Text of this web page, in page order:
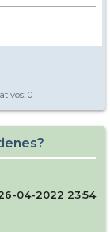
0
04-2022 23:54